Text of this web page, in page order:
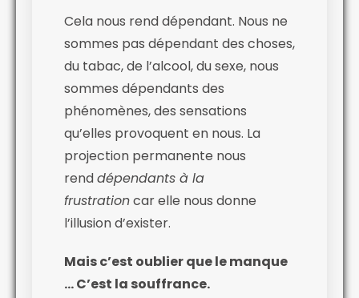
Cela nous rend dépendant. Nous ne
sommes pas dépendant des choses,
du tabac, de l’alcool, du sexe, nous
sommes dépendants des
phénomènes, des sensations
qu’elles provoquent en nous. La
projection permanente nous
renddépendants à la
frustrationcar elle nous donne
l’illusion d’exister.
Mais c’est oublier que le manque
… C’est la souffrance.